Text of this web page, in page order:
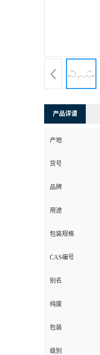
产品详请
产地
货号
品牌
用途
包装规格
CAS编号
别名
纯度
包装
级别